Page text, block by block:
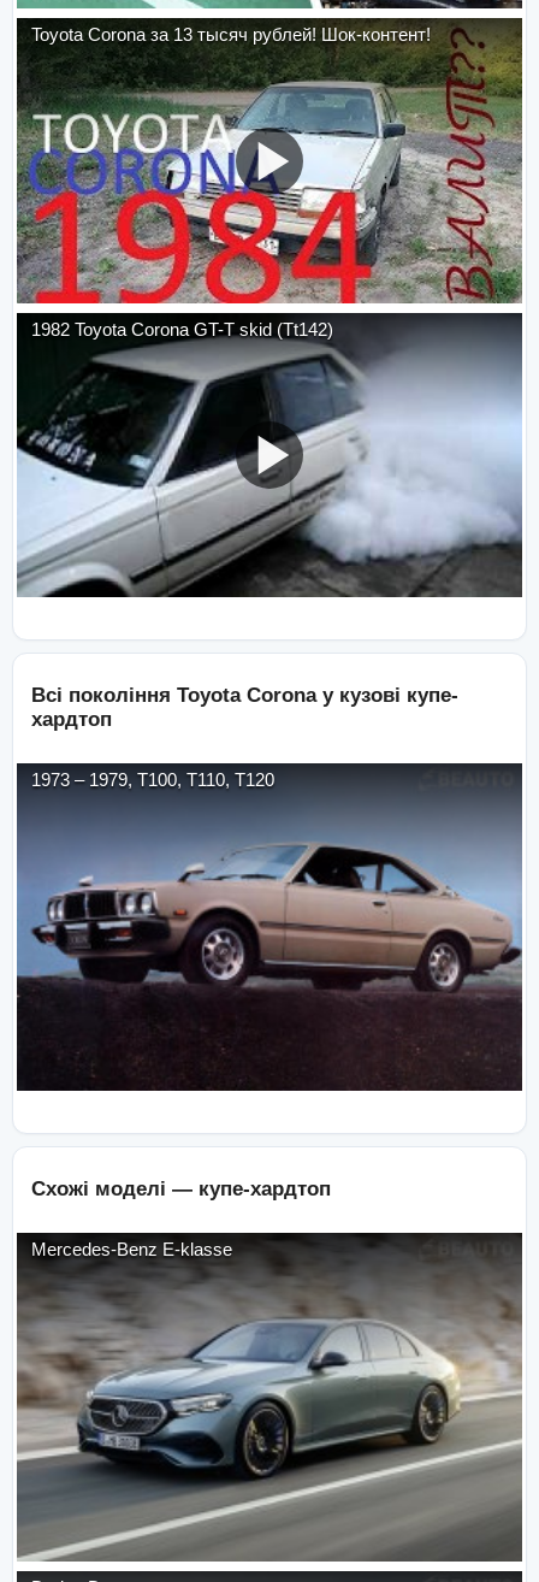
Toyota Corona за 13 тысяч рублей! Шок-контент!
1982 Toyota Corona GT-T skid (Tt142)
Всі покоління Toyota Corona у кузові купе-
хардтоп
1973 – 1979, T100, T110, T120
Схожі моделі — купе-хардтоп
Mercedes-Benz E-klasse